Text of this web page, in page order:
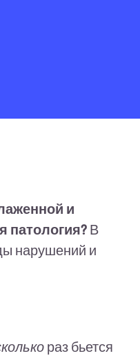
и
патология? В
нарушений и
раз бьется